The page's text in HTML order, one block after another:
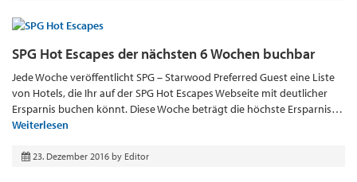
SPG Hot Escapes der nächsten 6 Wochen buchbar
Jede Woche veröffentlicht SPG – Starwood Preferred Guest eine Liste
von Hotels, die Ihr auf der SPG Hot Escapes Webseite mit deutlicher
Ersparnis buchen könnt. Diese Woche beträgt die höchste Ersparnis…
Weiterlesen
23. Dezember 2016 by Editor